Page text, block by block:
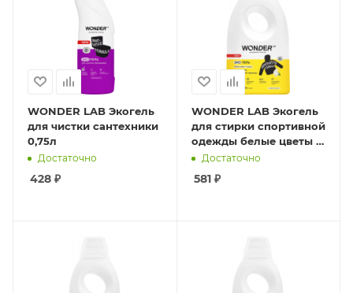
WONDER LAB Экогель
для чистки сантехники
0,75л
Достаточно
428 ₽
WONDER LAB Экогель
для стирки спортивной
одежды белые цветы и
груша 1л
Достаточно
581₽